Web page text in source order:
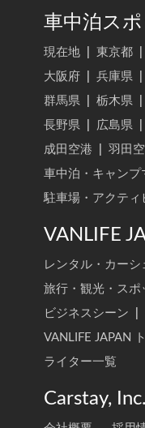
車中泊ス
現在地 東京都
大阪府
兵庫県
群馬県
栃木県
長野県
広島県
成田空港
羽田
車中泊・キャンプ
駐車場・アクティ
VANLIFE
レンタル・カーシ
旅行・観光・スポ
ビジネスシーン
VANLIFE JAPAN
ライター一覧
Carstay, Inc.